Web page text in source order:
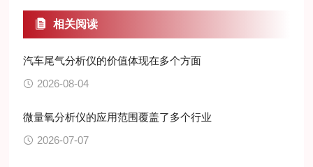
相关阅读
汽车尾气分析仪的价值体现在多个方面
2026-08-04
微量氧分析仪的应用范围覆盖了多个行业
2026-07-07